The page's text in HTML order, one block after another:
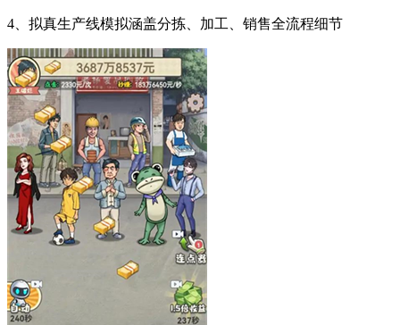
4、拟真生产线模拟涵盖分拣、加工、销售全流程细节